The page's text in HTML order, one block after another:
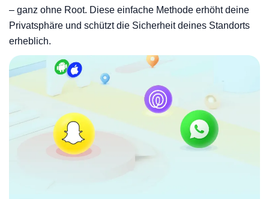
– ganz ohne Root. Diese einfache Methode erhöht deine
Privatsphäre und schützt die Sicherheit deines Standorts
erheblich.